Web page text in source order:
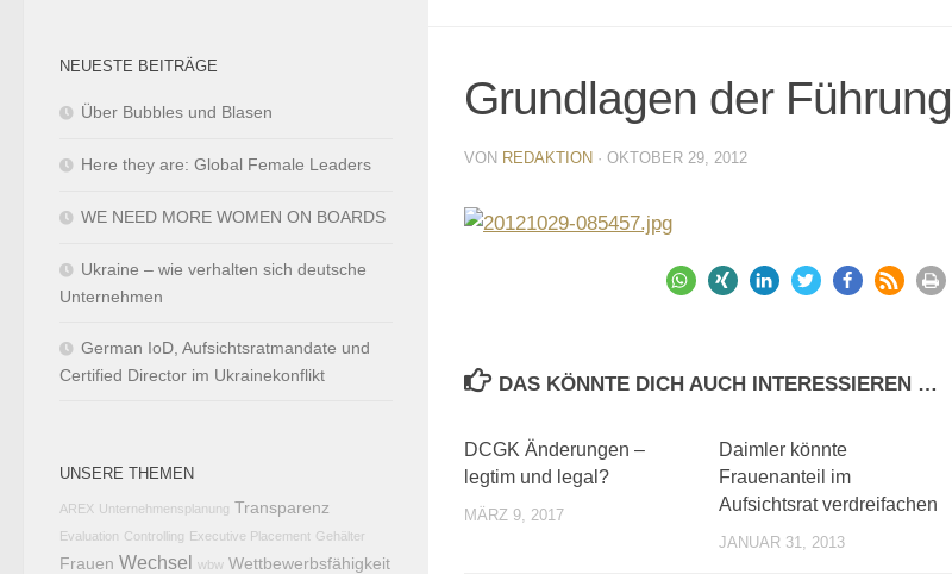
Grundlagen der Führung
VON REDAKTION · OKTOBER 29, 2012
DAS KÖNNTE DICH AUCH INTERESSIEREN …
DCGK Änderungen –
legtim und legal?
MÄRZ 9, 2017
Daimler könnte
Frauenanteil im
Aufsichtsrat verdreifachen
JANUAR 31, 2013
NEUESTE BEITRÄGE
Über Bubbles und Blasen
Here they are: Global Female Leaders
WE NEED MORE WOMEN ON BOARDS
Ukraine – wie verhalten sich deutsche
Unternehmen
German IoD, Aufsichtsratmandate und
Certified Director im Ukrainekonflikt
UNSERE THEMEN
AREX Unternehmensplanung Transparenz
Evaluation Controlling Executive Placement Gehälter
Frauen Wechsel wbw Wettbewerbsfähigkeit